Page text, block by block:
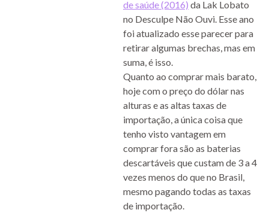
de saúde (2016) da Lak Lobato
no Desculpe Não Ouvi. Esse ano
foi atualizado esse parecer para
retirar algumas brechas, mas em
suma, é isso.
Quanto ao comprar mais barato,
hoje com o preço do dólar nas
alturas e as altas taxas de
importação, a única coisa que
tenho visto vantagem em
comprar fora são as baterias
descartáveis que custam de 3 a 4
vezes menos do que no Brasil,
mesmo pagando todas as taxas
de importação.